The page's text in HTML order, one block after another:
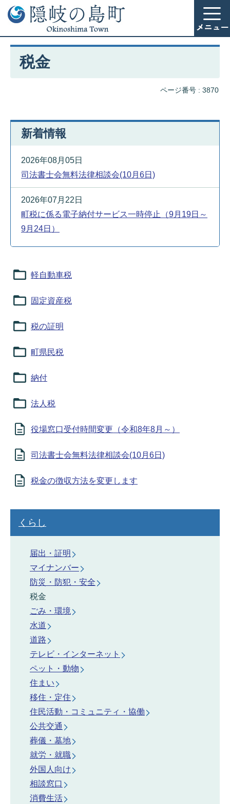
税金
ページ番号 : 3870
新着情報
2026年08月05日
司法書士会無料法律相談会(10月6日)
2026年07月22日
町税に係る電子納付サービス一時停止（9月19日～
9月24日）
軽自動車税
固定資産税
税の証明
町県民税
納付
法人税
役場窓口受付時間変更（令和8年8月～）
司法書士会無料法律相談会(10月6日)
税金の徴収方法を変更します
くらし
届出・証明
マイナンバー
防災・防犯・安全
税金
ごみ・環境
水道
道路
テレビ・インターネット
ペット・動物
住まい
移住・定住
住民活動・コミュニティ・協働
公共交通
葬儀・墓地
就労・就職
外国人向け
相談窓口
消費生活